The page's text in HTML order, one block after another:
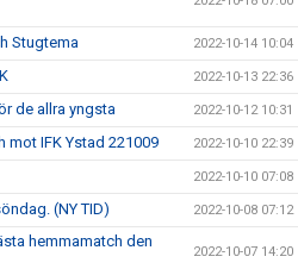
Stugtema 2022-10-14 10:04
2022-10-13 22:36
de allra yngsta 2022-10-12 10:31
IFK Ystad 221009 2022-10-10 22:39
2022-10-10 07:08
(NY TID) 2022-10-08 07:12
hemmamatch den
2022-10-07 14:20